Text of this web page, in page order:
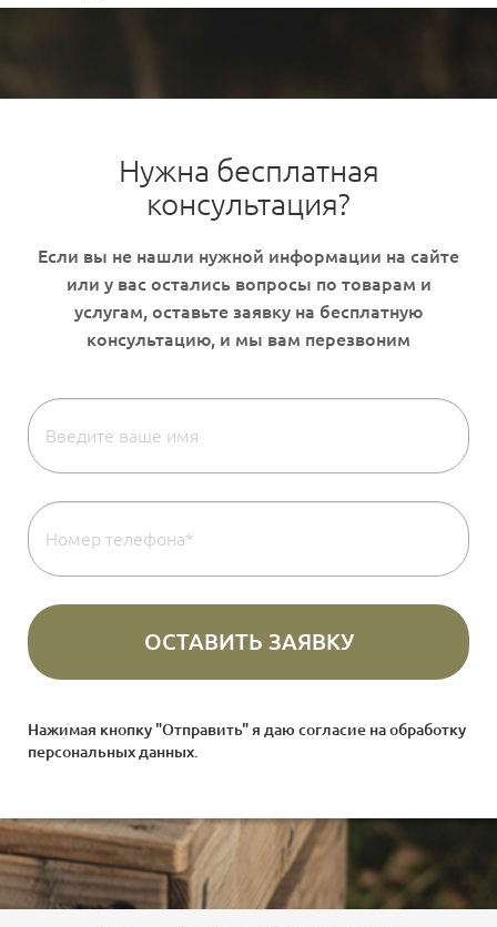
Нужна бесплатная
консультация?
Нажимая кнопку "Отправить" я даю согласие наобработку
персональных данных